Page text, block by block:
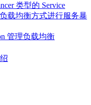
类型的 Service
载均衡方式进行服务暴
管理负载均衡